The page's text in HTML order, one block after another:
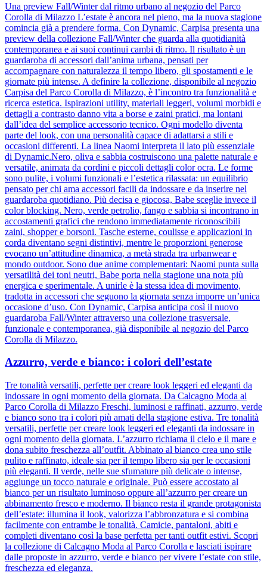
Una preview Fall/Winter dal ritmo urbano al negozio del Parco
Corolla di Milazzo L’estate è ancora nel pieno, ma la nuova stagione
comincia già a prendere forma. Con Dynamic, Carpisa presenta una
preview della collezione Fall/Winter che guarda alla quotidianità
contemporanea e ai suoi continui cambi di ritmo. Il risultato è un
guardaroba di accessori dall’anima urbana, pensati per
accompagnare con naturalezza il tempo libero, gli spostamenti e le
giornate più intense. A definire la collezione, disponibile al negozio
Carpisa del Parco Corolla di Milazzo, è l’incontro tra funzionalità e
ricerca estetica. Ispirazioni utility, materiali leggeri, volumi morbidi e
dettagli a contrasto danno vita a borse e zaini pratici, ma lontani
dall’idea del semplice accessorio tecnico. Ogni modello diventa
parte del look, con una personalità capace di adattarsi a stili e
occasioni differenti. La linea Naomi interpreta il lato più essenziale
di Dynamic.Nero, oliva e sabbia costruiscono una palette naturale e
versatile, animata da cordini e piccoli dettagli color ocra. Le forme
sono pulite, i volumi funzionali e l’estetica rilassata: un equilibrio
pensato per chi ama accessori facili da indossare e da inserire nel
guardaroba quotidiano. Più decisa e giocosa, Babe sceglie invece il
color blocking. Nero, verde petrolio, fango e sabbia si incontrano in
accostamenti grafici che rendono immediatamente riconoscibili
zaini, shopper e borsoni. Tasche esterne, coulisse e applicazioni in
corda diventano segni distintivi, mentre le proporzioni generose
evocano un’attitudine dinamica, a metà strada tra urbanwear e
mondo outdoor. Sono due anime complementari: Naomi punta sulla
versatilità dei toni neutri, Babe porta nella stagione una nota più
energica e sperimentale. A unirle è la stessa idea di movimento,
tradotta in accessori che seguono la giornata senza imporre un’unica
occasione d’uso. Con Dynamic, Carpisa anticipa così il nuovo
guardaroba Fall/Winter attraverso una collezione trasversale,
funzionale e contemporanea, già disponibile al negozio del Parco
Corolla di Milazzo.
Azzurro, verde e bianco: i colori dell’estate
Tre tonalità versatili, perfette per creare look leggeri ed eleganti da
indossare in ogni momento della giornata. Da Calcagno Moda al
Parco Corolla di Milazzo Freschi, luminosi e raffinati, azzurro, verde
e bianco sono tra i colori più amati della stagione estiva. Tre tonalità
versatili, perfette per creare look leggeri ed eleganti da indossare in
ogni momento della giornata. L’azzurro richiama il cielo e il mare e
dona subito freschezza all’outfit. Abbinato al bianco crea uno stile
pulito e raffinato, ideale sia per il tempo libero sia per le occasioni
più eleganti. Il verde, nelle sue sfumature più delicate o intense,
aggiunge un tocco naturale e originale. Può essere accostato al
bianco per un risultato luminoso oppure all’azzurro per creare un
abbinamento fresco e moderno. Il bianco resta il grande protagonista
dell’estate: illumina il look, valorizza l’abbronzatura e si combina
facilmente con entrambe le tonalità. Camicie, pantaloni, abiti e
completi diventano così la base perfetta per tanti outfit estivi. Scopri
la collezione di Calcagno Moda al Parco Corolla e lasciati ispirare
dalle proposte in azzurro, verde e bianco per vivere l’estate con stile,
freschezza ed eleganza.